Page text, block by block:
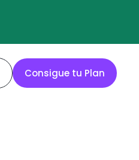
Consigue tu Plan